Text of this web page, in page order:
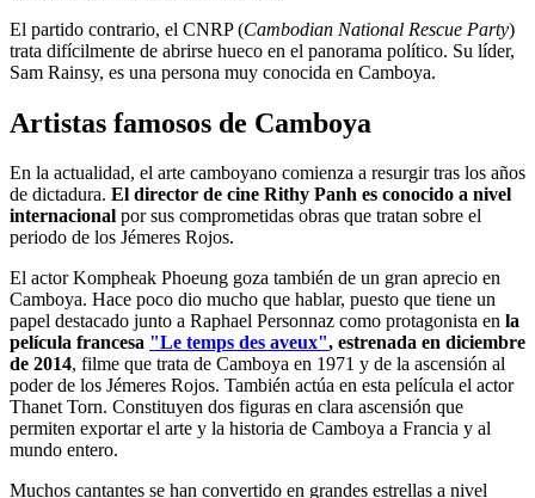
El partido contrario, el CNRP (Cambodian National Rescue Party)
trata difícilmente de abrirse hueco en el panorama político. Su líder,
Sam Rainsy, es una persona muy conocida en Camboya.
Artistas famosos de Camboya
En la actualidad, el arte camboyano comienza a resurgir tras los años
de dictadura. El director de cine Rithy Panh es conocido a nivel
internacional por sus comprometidas obras que tratan sobre el
periodo de los Jémeres Rojos.
El actor Kompheak Phoeung goza también de un gran aprecio en
Camboya. Hace poco dio mucho que hablar, puesto que tiene un
papel destacado junto a Raphael Personnaz como protagonista en la
película francesa "Le temps des aveux", estrenada en diciembre
de 2014, filme que trata de Camboya en 1971 y de la ascensión al
poder de los Jémeres Rojos. También actúa en esta película el actor
Thanet Torn. Constituyen dos figuras en clara ascensión que
permiten exportar el arte y la historia de Camboya a Francia y al
mundo entero.
Muchos cantantes se han convertido en grandes estrellas a nivel